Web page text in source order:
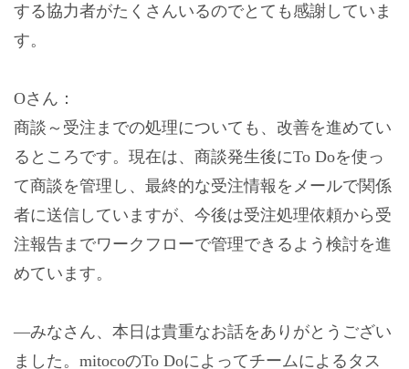
する協力者がたくさんいるのでとても感謝していま
す。
Oさん：
商談～受注までの処理についても、改善を進めてい
るところです。現在は、商談発生後にTo Doを使っ
て商談を管理し、最終的な受注情報をメールで関係
者に送信していますが、今後は受注処理依頼から受
注報告までワークフローで管理できるよう検討を進
めています。
―みなさん、本日は貴重なお話をありがとうござい
ました。mitocoのTo Doによってチームによるタス